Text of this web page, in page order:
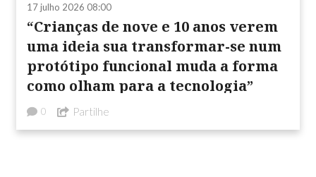
17 julho 2026 08:00
“Crianças de nove e 10 anos verem
uma ideia sua transformar-se num
protótipo funcional muda a forma
como olham para a tecnologia”
0 Partilhe